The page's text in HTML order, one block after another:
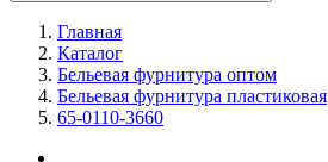
Главная
Каталог
Бельевая фурнитура оптом
Бельевая фурнитура пластиковая
65-0110-3660